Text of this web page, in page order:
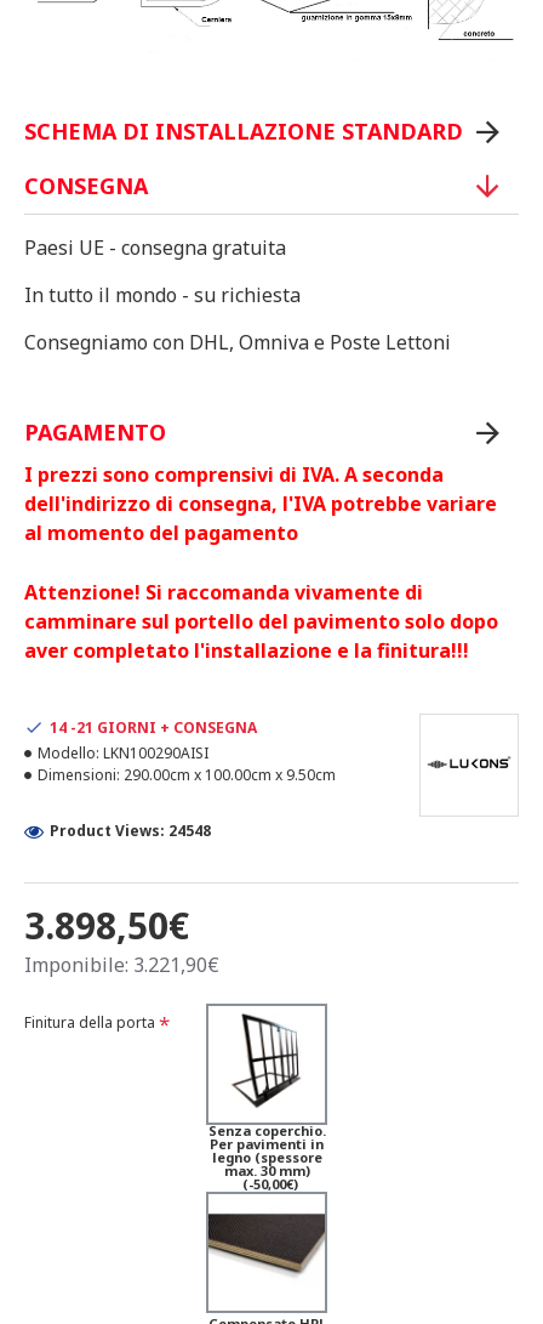
SCHEMA DI INSTALLAZIONE STANDARD
CONSEGNA
Paesi UE - consegna gratuita
In tutto il mondo - su richiesta
Consegniamo con DHL, Omniva e Poste Lettoni
PAGAMENTO
I prezzi sono comprensivi di IVA. A seconda
dell'indirizzo di consegna, l'IVA potrebbe variare
al momento del pagamento
Attenzione! Si raccomanda vivamente di
camminare sul portello del pavimento solo dopo
aver completato l'installazione e la finitura!!!
3.898,50€
Imponibile: 3.221,90€
14 -21 GIORNI + CONSEGNA
Modello: LKN100290AISI
Dimensioni: 290.00cm x 100.00cm x 9.50cm
Product Views: 24548
Finitura della porta
Senza coperchio.
Per pavimenti in
legno (spessore
max. 30 mm)
(-50,00€)